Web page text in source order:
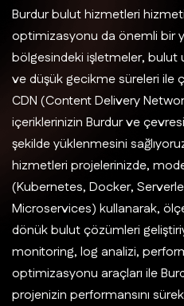
Burdur bulut hizmetleri
optimizasyonu da önemli bir
bölgesindeki işletmeler, bulut
ve düşük gecikme süreleri ile
CDN (Content Delivery
içeriklerinizin Burdur ve
şekilde yüklenmesini
hizmetleri projelerinizde,
(Kubernetes, Docker,
Microservices) kullanarak,
dönük bulut çözümleri
monitoring, log analizi,
optimizasyonu araçları ile
projenizin performansını